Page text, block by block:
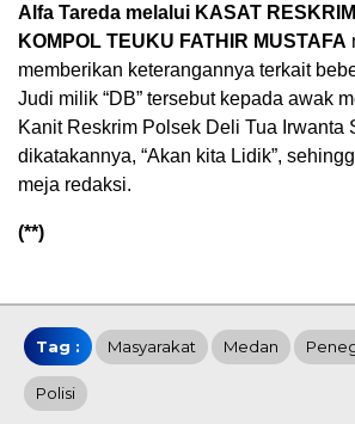
Alfa Tareda melalui KASAT
KOMPOL TEUKU FATHIR MUSTAFA
memberikan keterangannya terkait
Judi milik “DB” tersebut kepada awak
Kanit Reskrim Polsek Deli Tua Irwanta
dikatakannya, “Akan kita Lidik”,
meja redaksi.
(**)
Tag : Masyarakat Medan
Polisi